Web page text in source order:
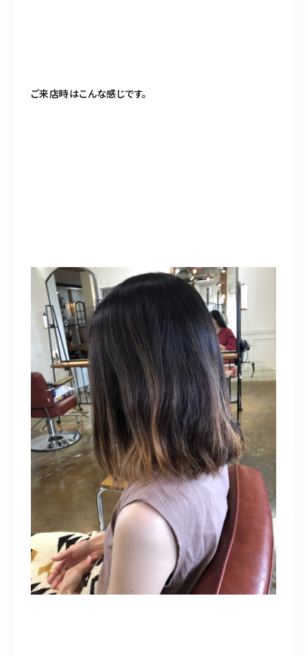
ご来店時はこんな感じです。